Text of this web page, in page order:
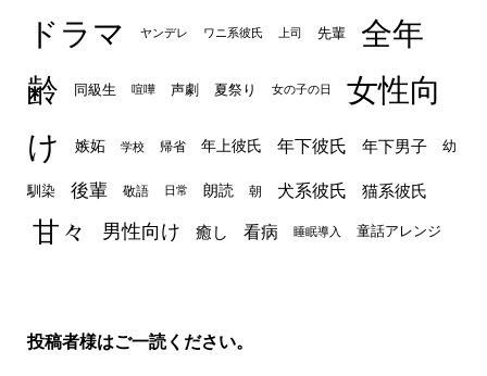
ドラマ
ヤンデレ ワニ系彼氏 上司 先輩
全年
齢
同級生 喧嘩 声劇 夏祭り 女の子の日
女性向
け
嫉妬 学校 帰省 年上彼氏 年下彼氏 年下男子 幼
馴染 後輩 敬語 日常 朗読 朝 犬系彼氏 猫系彼氏
甘々 男性向け 癒し 看病 睡眠導入 童話アレンジ
投稿者様はご一読ください。